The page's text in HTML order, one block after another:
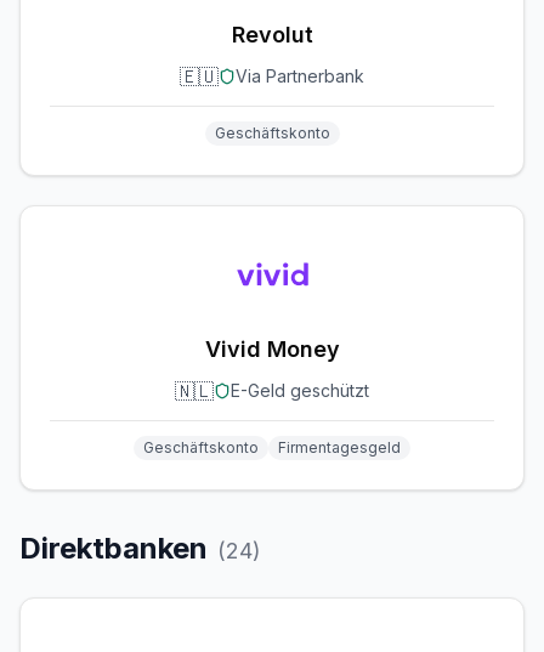
Revolut
🇪🇺 Via Partnerbank
Geschäftskonto
Vivid Money
🇳🇱 E-Geld geschützt
Geschäftskonto Firmentagesgeld
Direktbanken (24)